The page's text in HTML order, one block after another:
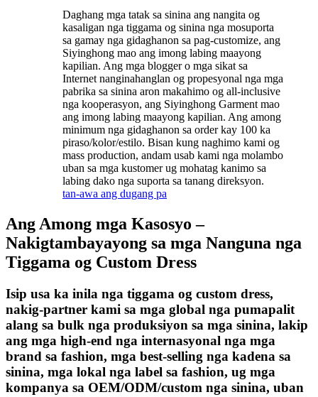
Daghang mga tatak sa sinina ang nangita og
kasaligan nga tiggama og sinina nga mosuporta
sa gamay nga gidaghanon sa pag-customize, ang
Siyinghong mao ang imong labing maayong
kapilian. Ang mga blogger o mga sikat sa
Internet nanginahanglan og propesyonal nga mga
pabrika sa sinina aron makahimo og all-inclusive
nga kooperasyon, ang Siyinghong Garment mao
ang imong labing maayong kapilian. Ang among
minimum nga gidaghanon sa order kay 100 ka
piraso/kolor/estilo. Bisan kung naghimo kami og
mass production, andam usab kami nga molambo
uban sa mga kustomer ug mohatag kanimo sa
labing dako nga suporta sa tanang direksyon.
tan-awa ang dugang pa
Ang Among mga Kasosyo –
Nakigtambayayong sa mga Nanguna nga
Tiggama og Custom Dress
Isip usa ka inila nga tiggama og custom dress,
nakig-partner kami sa mga global nga pumapalit
alang sa bulk nga produksiyon sa mga sinina, lakip
ang mga high-end nga internasyonal nga mga
brand sa fashion, mga best-selling nga kadena sa
sinina, mga lokal nga label sa fashion, ug mga
kompanya sa OEM/ODM/custom nga sinina, uban